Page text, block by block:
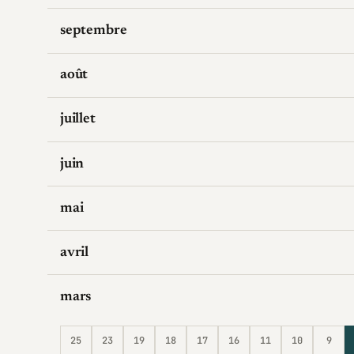
septembre
août
juillet
juin
mai
avril
mars
25 23 19 18 17 16 11 10 9